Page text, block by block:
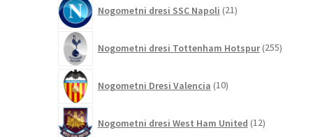
Nogometni dresi SSC Napoli 21izdelkov
Nogometni dresi Tottenham Hotspur 255
Nogometni Dresi Valencia 10izdelkov
Nogometni dresi West Ham United 12izdelkov